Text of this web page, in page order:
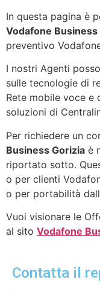
In questa pagina è
Vodafone Business
preventivo
I nostri Agenti
sulle tecnologie di
Rete mobile voce e
soluzioni di
Per richiedere un
Business Gorizia è
riportato sotto.
o per clienti
o per portabilità
Vuoi visionare le
al sito Vodafone
Contatta il